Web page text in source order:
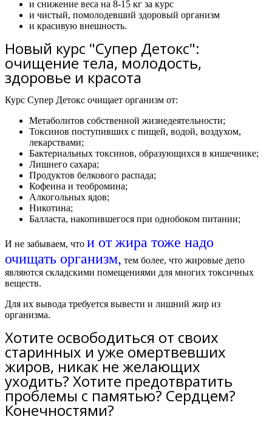
и снижение веса на 8-15 кг за курс
и чистый, помолодевший здоровый организм
и красивую внешность.
Новый курс "Супер Детокс":
очищение тела, молодость,
здоровье и красота
Курс Супер Детокс очищает организм от:
Метаболитов собственной жизнедеятельности;
Токсинов поступивших с пищей, водой, воздухом,
лекарствами;
Бактериальных токсинов, образующихся в кишечнике;
Лишнего сахара;
Продуктов белкового распада;
Кофеина и теобромина;
Алкогольных ядов;
Никотина;
Балласта, накопившегося при однобоком питании;
И не забываем, что и от жира тоже надо
очищать организм, тем более, что жировые депо
являются складскими помещениями для многих токсичных
веществ.
Для их вывода требуется вывести и лишний жир из
организма.
Хотите освободиться от своих
старинных и уже омертвевших
жиров, никак не желающих
уходить? Хотите предотвратить
проблемы с памятью? Сердцем?
Конечностями?